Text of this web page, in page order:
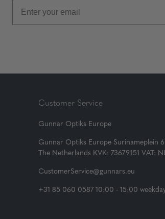
Customer Service
Gunnar Optiks Europe
Gunnar Optiks Europe Surinameplein
The Netherlands KVK: 73679151 VAT:
CustomerService@gunnars.eu
+31 85 060 0587 10:00 - 15:00